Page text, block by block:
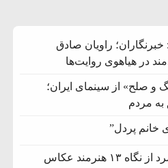
راویان صادق
در هیاهوی روایت‌ها
و صلح» از سینمای ایران؛
مردم
خانم پردل”
هنرمند عکاس